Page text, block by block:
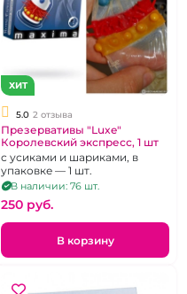
ХИТ
5.0 2 отзыва
Презервативы "Luxe"
Королевский экспресс, 1 шт
с усиками и шариками, в
упаковке — 1 шт.
В наличии: 76 шт.
250 pуб.
В корзину